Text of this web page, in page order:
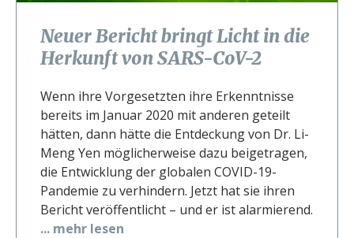
Neuer Bericht bringt Licht in die
Herkunft von SARS-CoV-2
Wenn ihre Vorgesetzten ihre Erkenntnisse
bereits im Januar 2020 mit anderen geteilt
hätten, dann hätte die Entdeckung von Dr. Li-
Meng Yen möglicherweise dazu beigetragen,
die Entwicklung der globalen COVID-19-
Pandemie zu verhindern. Jetzt hat sie ihren
Bericht veröffentlicht – und er ist alarmierend.
... mehr lesen